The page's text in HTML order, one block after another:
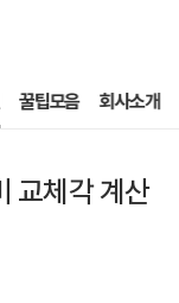
꿀팁모음 회사소개
교체각 계산